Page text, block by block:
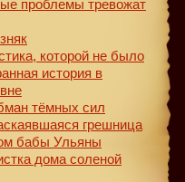
проблемы тревожат
которой не было
история в
тёмных сил
грешница
бабы Ульяны
дома соленой